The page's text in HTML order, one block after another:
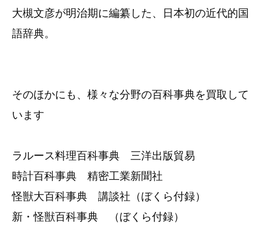
大槻文彦が明治期に編纂した、日本初の近代的国
語辞典。
そのほかにも、様々な分野の百科事典を買取して
います
ラルース料理百科事典 三洋出版貿易
時計百科事典 精密工業新聞社
怪獣大百科事典 講談社（ぼくら付録）
新・怪獣百科事典 （ぼくら付録）